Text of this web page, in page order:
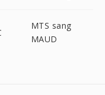
MTS sang
MAUD